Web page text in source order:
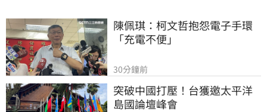
陳佩琪：柯文哲抱怨電子手環
「充電不便」
30分鐘前
突破中國打壓！台獲邀太平洋
島國論壇峰會